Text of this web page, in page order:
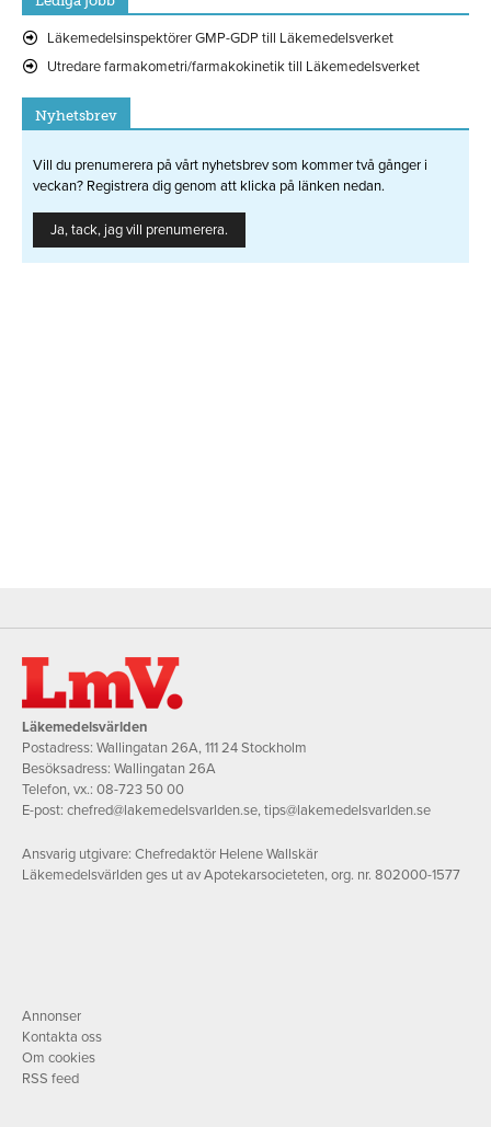
Läkemedelsinspektörer GMP-GDP till Läkemedelsverket
Utredare farmakometri/farmakokinetik till Läkemedelsverket
Nyhetsbrev
Vill du prenumerera på vårt nyhetsbrev som kommer två gånger i
veckan? Registrera dig genom att klicka på länken nedan.
Ja, tack, jag vill prenumerera.
Läkemedelsvärlden
Postadress: Wallingatan 26A, 111 24 Stockholm
Besöksadress: Wallingatan 26A
Telefon, vx.: 08-723 50 00
E-post: chefred@lakemedelsvarlden.se,tips@lakemedelsvarlden.se
Ansvarig utgivare: Chefredaktör Helene Wallskär
Läkemedelsvärlden ges ut av Apotekarsocieteten, org. nr. 802000-1577
Annonser
Kontakta oss
Om cookies
RSS feed